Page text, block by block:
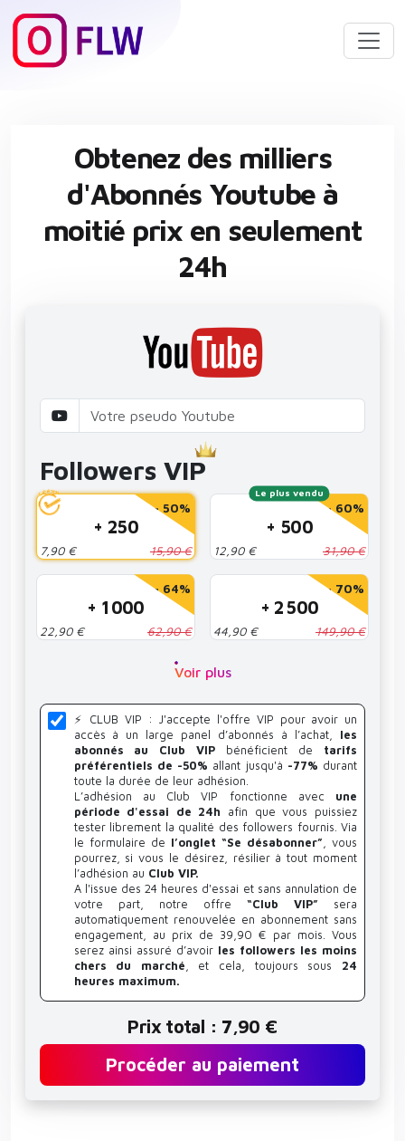
Obtenez des milliers
d'Abonnés Youtube à
moitié prix en seulement
24h
Followers VIP
- 50%
+ 250
7,90 € 15,90 €
Le plus vendu
- 60%
+ 500
12,90 € 31,90 €
- 64%
+ 1 000
22,90 € 62,90 €
- 70%
+ 2 500
44,90 € 149,90 €
Voir plus
⚡️ CLUB VIP : J'accepte l'offre VIP pour avoir un
accès à un large panel d’abonnés à l’achat, les
abonnés au Club VIP bénéficient de tarifs
préférentiels de -50% allant jusqu'à -77% durant
toute la durée de leur adhésion.
L’adhésion au Club VIP fonctionne avec une
période d'essai de 24h afin que vous puissiez
tester librement la qualité des followers fournis. Via
le formulaire de l’onglet “Se désabonner” , vous
pourrez, si vous le désirez, résilier à tout moment
l’adhésion au Club VIP.
A l'issue des 24 heures d'essai et sans annulation de
votre part, notre offre “Club VIP” sera
automatiquement renouvelée en abonnement sans
engagement, au prix de 39,90 € par mois. Vous
serez ainsi assuré d’avoir les followers les moins
chers du marché , et cela, toujours sous 24
heures maximum.
Prix total : 7,90 €
Procéder au paiement